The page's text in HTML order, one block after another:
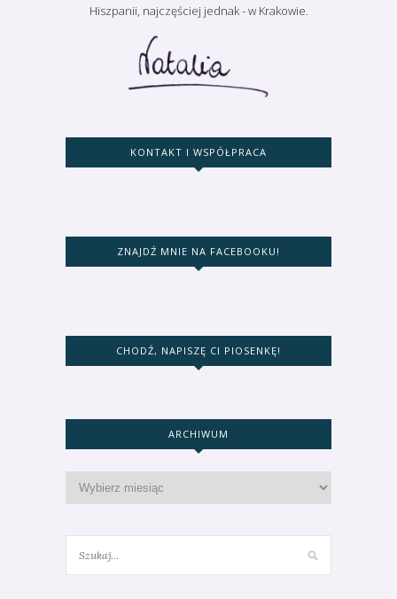
Hiszpanii, najczęściej jednak - w Krakowie.
KONTAKT I WSPÓŁPRACA
ZNAJDŹ MNIE NA FACEBOOKU!
CHODŹ, NAPISZĘ CI PIOSENKĘ!
ARCHIWUM